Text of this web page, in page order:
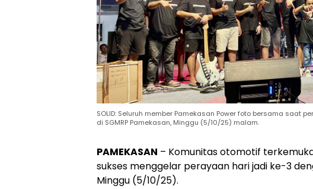
SOLID: Seluruh member Pamekasan Power foto bersama saat
di SGMRP Pamekasan, Minggu (5/10/25) malam.
PAMEKASAN – Komunitas otomotif
sukses menggelar perayaan hari jadi ke-3
Minggu (5/10/25).